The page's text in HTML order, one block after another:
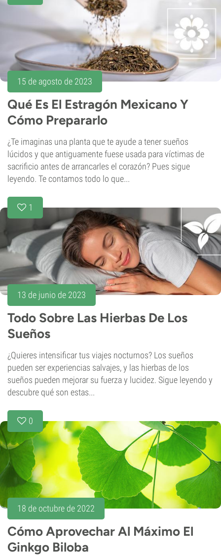
15 de agosto de 2023
Qué Es El Estragón Mexicano Y
Cómo Prepararlo
¿Te imaginas una planta que te ayude a tener sueños
lúcidos y que antiguamente fuese usada para víctimas de
sacrificio antes de arrancarles el corazón? Pues sigue
leyendo. Te contamos todo lo que...
1
13 de junio de 2023
Todo Sobre Las Hierbas De Los
Sueños
¿Quieres intensificar tus viajes nocturnos? Los sueños
pueden ser experiencias salvajes, y las hierbas de los
sueños pueden mejorar su fuerza y lucidez. Sigue leyendo y
descubre qué son estas...
0
18 de octubre de 2022
Cómo Aprovechar Al Máximo El
Ginkgo Biloba